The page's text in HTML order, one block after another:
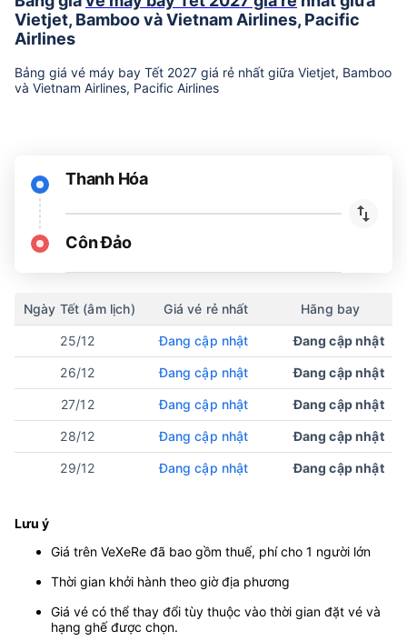
Vietjet, Bamboo và Vietnam Airlines, Pacific
Airlines
Bảng giá vé máy bay Tết 2027 giá rẻ nhất giữa Vietjet, Bamboo
và Vietnam Airlines, Pacific Airlines
Thanh Hóa
Côn Đảo
Ngày Tết (âm lịch) Giá vé rẻ nhất Hãng bay
25/12 Đang cập nhật Đang cập nhật
26/12 Đang cập nhật Đang cập nhật
27/12 Đang cập nhật Đang cập nhật
28/12 Đang cập nhật Đang cập nhật
29/12 Đang cập nhật Đang cập nhật
Lưu ý
Giá trên VeXeRe đã bao gồm thuế, phí cho 1 người lớn
Thời gian khởi hành theo giờ địa phương
Giá vé có thể thay đổi tùy thuộc vào thời gian đặt vé và
hạng ghế được chọn.